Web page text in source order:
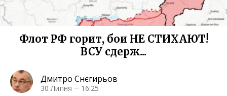
Флот РФ горит, бои НЕ СТИХАЮТ!
ВСУ сдерж...
Дмитро Снєгирьов
30 Липня 16:25